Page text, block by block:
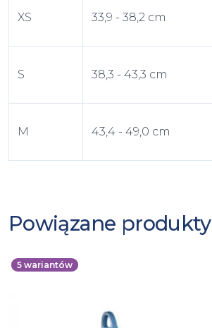
XS 33,9 - 38,2 cm
S 38,3 - 43,3 cm
M 43,4 - 49,0 cm
Powiązane produkty
5 wariantów